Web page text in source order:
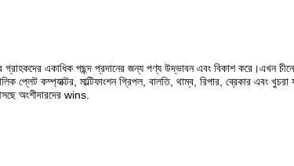
গ্রাহকদের একাধিক পছন্দ প্রদানের জন্য পণ্য উদ্ভাবন এবং বিকাশ করে।এখন
কম্প্যাক্টর, মাল্টিফাংশন গ্রিপল, বালতি, থাম্ব, রিপার, ব্রেকার এবং খুচরা
অংশীদারদের wins.